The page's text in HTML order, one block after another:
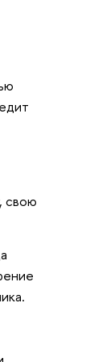
свою